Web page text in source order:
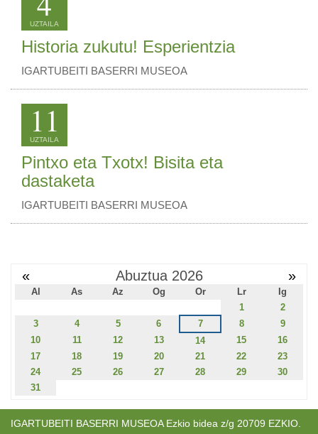
UZTAILA
Historia zukutu! Esperientzia
IGARTUBEITI BASERRI MUSEOA
11
UZTAILA
Pintxo eta Txotx! Bisita eta
dastaketa
IGARTUBEITI BASERRI MUSEOA
« Abuztua 2026 »
Al As Az Og Or Lr
Ig
1
2
3
4 5 6 7 8
9
10
11 12 13 14 15
16
17
18 19 20 21 22
23
24
25 26 27 28 29
30
31
IGARTUBEITI BASERRI MUSEOA Ezkio bidea z/g 20709 EZKIO.